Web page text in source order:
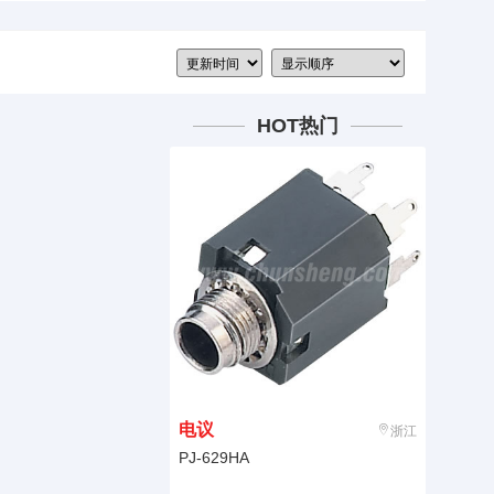
HOT热门
电议 浙江
PJ-629HA